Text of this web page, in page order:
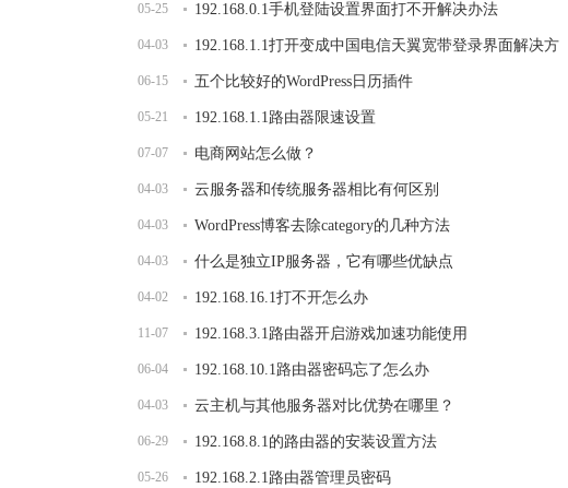
05-25 192.168.0.1手机登陆设置界面打不开解决办法
04-03 192.168.1.1打开变成中国电信天翼宽带登录界面解决方
法
06-15 五个比较好的WordPress日历插件
05-21 192.168.1.1路由器限速设置
07-07 电商网站怎么做？
04-03 云服务器和传统服务器相比有何区别
04-03 WordPress博客去除category的几种方法
04-03 什么是独立IP服务器，它有哪些优缺点
04-02 192.168.16.1打不开怎么办
11-07 192.168.3.1路由器开启游戏加速功能使用
06-04 192.168.10.1路由器密码忘了怎么办
04-03 云主机与其他服务器对比优势在哪里？
06-29 192.168.8.1的路由器的安装设置方法
05-26 192.168.2.1路由器管理员密码